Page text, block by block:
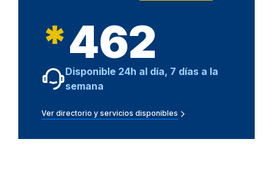
*462
Disponible 24h al día, 7 días a la
semana
Ver directorio y servicios disponibles